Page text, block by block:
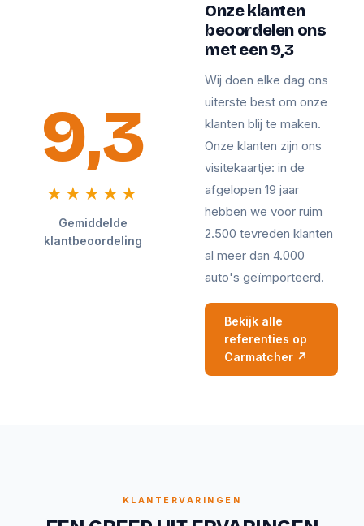
9,3
★★★★★
Gemiddelde
klantbeoordeling
Onze klanten
beoordelen ons
met een 9,3
Wij doen elke dag ons
uiterste best om onze
klanten blij te maken.
Onze klanten zijn ons
visitekaartje: in de
afgelopen 19 jaar
hebben we voor ruim
2.500 tevreden klanten
al meer dan 4.000
auto's geïmporteerd.
Bekijk alle
referenties op
Carmatcher ↗
KLANTERVARINGEN